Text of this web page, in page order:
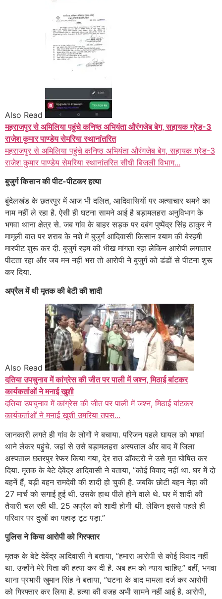
Also Read
महराजपुर से अमिलिया पहुंचे कनिष्ठ अभियंता औरंगजेब बेग, सहायक ग्रेड-3
राजेश कुमार पाण्डेय सेमरिया स्थानांतरित
महराजपुर से अमिलिया पहुंचे कनिष्ठ अभियंता औरंगजेब बेग, सहायक ग्रेड-3
राजेश कुमार पाण्डेय सेमरिया स्थानांतरित सीधी बिजली विभाग...
बुजुर्ग किसान की पीट-पीटकर हत्या
बुंदेलखंड के छतरपुर में आज भी दलित, आदिवासियों पर अत्याचार थमने का
नाम नहीं ले रहा है. ऐसी ही घटना सामने आई है बड़ामलहरा अनुविभाग के
भगवा थाना क्षेत्र से. जब गांव के बाहर सड़क पर दबंग पुष्पेंद्र सिंह ठाकुर ने
मामूली बात पर शराब के नशे में बुजुर्ग आदिवासी किसान श्याम की बेरहमी
मारपीट शुरू कर दी. बुजुर्ग रहम की भीख मांगता रहा लेकिन आरोपी लगातार
पीटता रहा और जब मन नहीं भरा तो आरोपी ने बुजुर्ग को डंडों से पीटना शुरू
कर दिया.
अप्रैल में थी मृतक की बेटी की शादी
Also Read
दतिया उपचुनाव में कांग्रेस की जीत पर पाली में जश्न, मिठाई बांटकर
कार्यकर्ताओं ने मनाई खुशी
दतिया उपचुनाव में कांग्रेस की जीत पर पाली में जश्न, मिठाई बांटकर
कार्यकर्ताओं ने मनाई खुशी उमरिया तपस...
जानकारी लगते ही गांव के लोगों ने बचाया. परिजन पहले घायल को भगवां
थाने लेकर पहुंचे. जहां से उसे बड़ामलहरा अस्पताल और बाद में जिला
अस्पताल छतरपुर रेफर किया गया, देर रात डॉक्टरों ने उसे मृत घोषित कर
दिया. मृतक के बेटे देवेंद्र आदिवासी ने बताया, ”कोई विवाद नहीं था. घर में दो
बहनें हैं, बड़ी बहन रामदेवी की शादी हो चुकी है. जबकि छोटी बहन नेहा की
27 मार्च को सगाई हुई थी. उसके हाथ पीले होने वाले थे. घर में शादी की
तैयारी चल रही थी. 25 अप्रैल को शादी होनी थी. लेकिन इससे पहले ही
परिवार पर दुखों का पहाड़ टूट पड़ा.”
पुलिस ने किया आरोपी को गिरफ्तार
मृतक के बेटे देवेंद्र आदिवासी ने बताया, ”हमारा आरोपी से कोई विवाद नहीं
था. उन्होंने मेरे पिता की हत्या कर दी है. अब हम को न्याय चाहिए.” वहीं, भगवा
थाना प्रभारी खुमान सिंह ने बताया, ”घटना के बाद मामला दर्ज कर आरोपी
को गिरफ्तार कर लिया है. हत्या की वजह अभी सामने नहीं आई है. आरोपी,